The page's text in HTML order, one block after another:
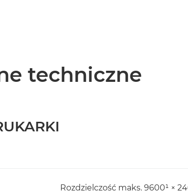
techniczne
Rozdzielczość maks. 9600¹ ×